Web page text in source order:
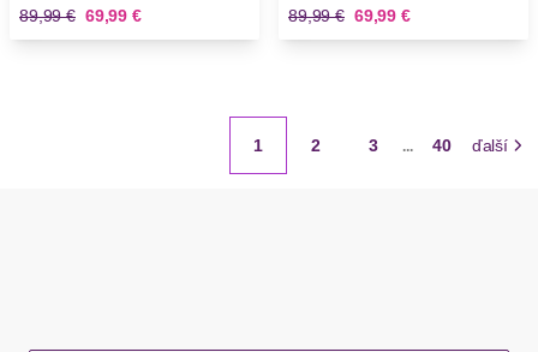
Stará cena
89,99 € Nová cena
69,99 €
Stará cena
89,99 € Nová cena
69,99 €
1 2 3 ... 40 ďalší